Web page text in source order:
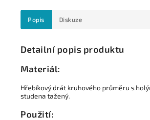
Popis Diskuze
Detailní popis produktu
Materiál:
Hřebíkový drát kruhového průměru s
studena tažený.
Použití: